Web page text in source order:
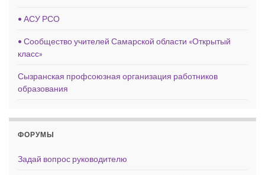
• АСУ РСО
• Сообщество учителей Самарской области «Открытый
класс»
Сызранская профсоюзная организация работников
образования
ФОРУМЫ
Задай вопрос руководителю